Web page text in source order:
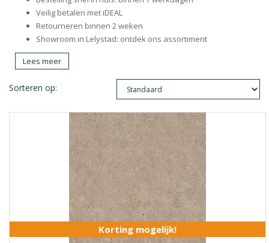
Veilig betalen met iDEAL
Retourneren binnen 2 weken
Showroom in Lelystad: ontdek ons assortiment
Lees meer
Sorteren op:
Korting mogelijk!